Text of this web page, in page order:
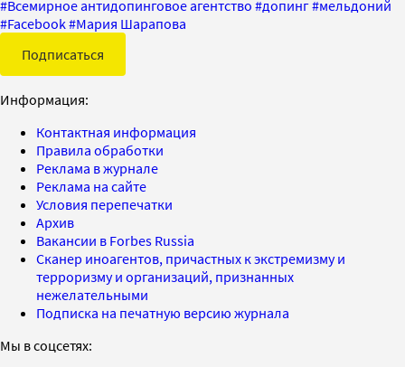
#Всемирное антидопинговое агентство #допинг#мельдоний
#Facebook#Мария Шарапова
Подписаться
Информация:
Контактная информация
Правила обработки
Реклама в журнале
Реклама на сайте
Условия перепечатки
Архив
Вакансии в Forbes Russia
Сканер иноагентов, причастных к экстремизму и
терроризму и организаций, признанных
нежелательными
Подписка на печатную версию журнала
Мы в соцсетях: